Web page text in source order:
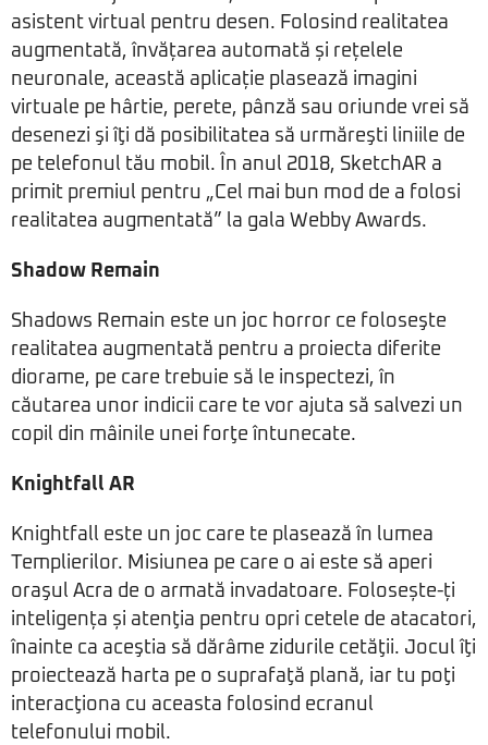
asistent virtual pentru desen. Folosind realitatea
augmentată, învățarea automată și rețelele
neuronale, această aplicație plasează imagini
virtuale pe hârtie, perete, pânză sau oriunde vrei să
desenezi şi îţi dă posibilitatea să urmăreşti liniile de
pe telefonul tău mobil. În anul 2018, SketchAR a
primit premiul pentru „Cel mai bun mod de a folosi
realitatea augmentată” la gala Webby Awards.
Shadow Remain
Shadows Remain este un joc horror ce foloseşte
realitatea augmentată pentru a proiecta diferite
diorame, pe care trebuie să le inspectezi, în
căutarea unor indicii care te vor ajuta să salvezi un
copil din mâinile unei forţe întunecate.
Knightfall AR
Knightfall este un joc care te plasează în lumea
Templierilor. Misiunea pe care o ai este să aperi
oraşul Acra de o armată invadatoare. Folosește-ți
inteligența și atenţia pentru opri cetele de atacatori,
înainte ca aceştia să dărâme zidurile cetăţii. Jocul îţi
proiectează harta pe o suprafaţă plană, iar tu poţi
interacţiona cu aceasta folosind ecranul
telefonului mobil.